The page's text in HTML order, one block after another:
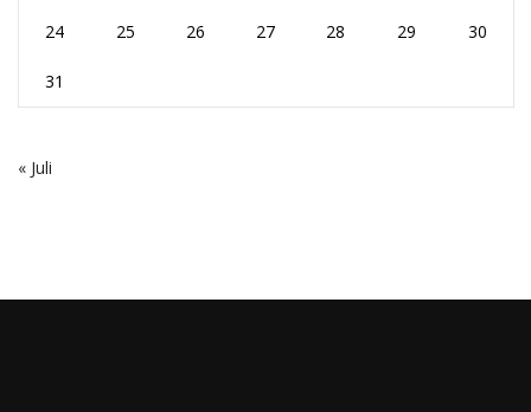
24 25 26 27 28 29 30
31
« Juli